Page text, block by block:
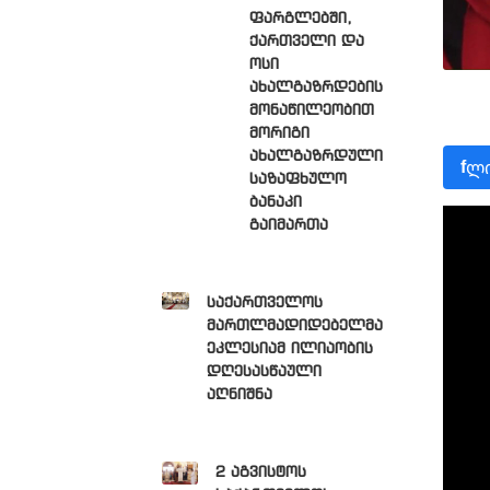
f
ფარგლებში,
ქართველი და
ოსი
ახალგაზრდების
მონაწილეობით
მორიგი
ახალგაზრდული
საზაფხულო
ბანაკი
გაიმართა
საქართველოს
მართლმადიდებელმა
ეკლესიამ ილიაობის
დღესასწაული
აღნიშნა
2 აგვისტოს